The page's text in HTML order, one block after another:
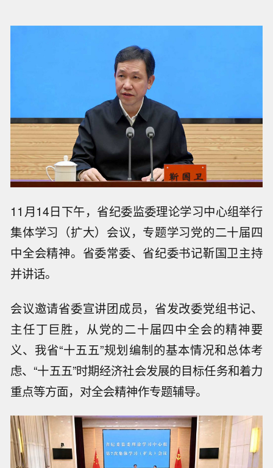
11月14日下午，省纪委监委理论学习中心组举行
集体学习（扩大）会议，专题学习党的二十届四
中全会精神。省委常委、省纪委书记靳国卫主持
并讲话。
会议邀请省委宣讲团成员，省发改委党组书记、
主任丁巨胜，从党的二十届四中全会的精神要
义、我省“十五五”规划编制的基本情况和总体考
虑、“十五五”时期经济社会发展的目标任务和着力
重点等方面，对全会精神作专题辅导。